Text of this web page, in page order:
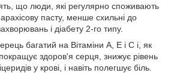
що люди, які регулярно споживають
пасту, менше схильні до
і діабету 2-го типу.
багатий на Вітаміни А, Е і С і, як
здоров'я серця, знижує рівень
у крові, і навіть полегшує біль.